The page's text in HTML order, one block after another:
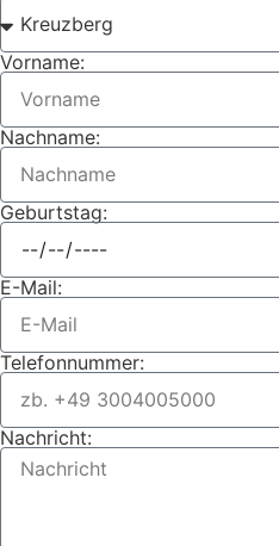
Vorname:
Nachname:
Geburtstag:
E-Mail:
Telefonnummer:
Nachricht: